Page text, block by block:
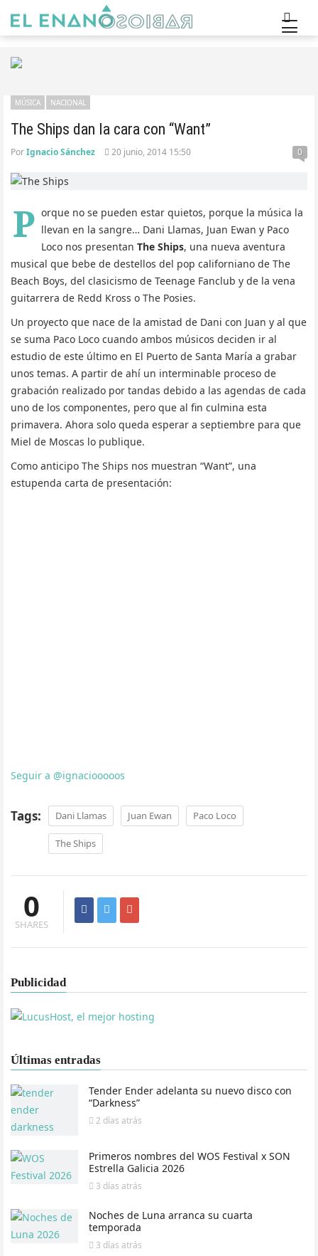
The Ships dan la cara con “Want”
MÚSICA NACIONAL
PorIgnacio Sánchez 20 junio, 2014 15:50 0
P orque no se pueden estar quietos, porque la música la
llevan en la sangre… Dani Llamas, Juan Ewan y Paco
Loco nos presentan The Ships, una nueva aventura
musical que bebe de destellos del pop californiano de The
Beach Boys, del clasicismo de Teenage Fanclub y de la vena
guitarrera de Redd Kross o The Posies.
Un proyecto que nace de la amistad de Dani con Juan y al que
se suma Paco Loco cuando ambos músicos deciden ir al
estudio de este último en El Puerto de Santa María a grabar
unos temas. A partir de ahí un interminable proceso de
grabación realizado por tandas debido a las agendas de cada
uno de los componentes, pero que al fin culmina esta
primavera. Ahora solo queda esperar a septiembre para que
Miel de Moscas lo publique.
Como anticipo The Ships nos muestran “Want”, una
estupenda carta de presentación:
Seguir a @ignaciooooos
Tags: Dani Llamas Juan Ewan Paco Loco
The Ships
0
SHARES
Publicidad
Últimas entradas
Tender Ender adelanta su nuevo disco con
“Darkness”
2 días atrás
Primeros nombres del WOS Festival x SON
Estrella Galicia 2026
3 días atrás
Noches de Luna arranca su cuarta
temporada
3 días atrás